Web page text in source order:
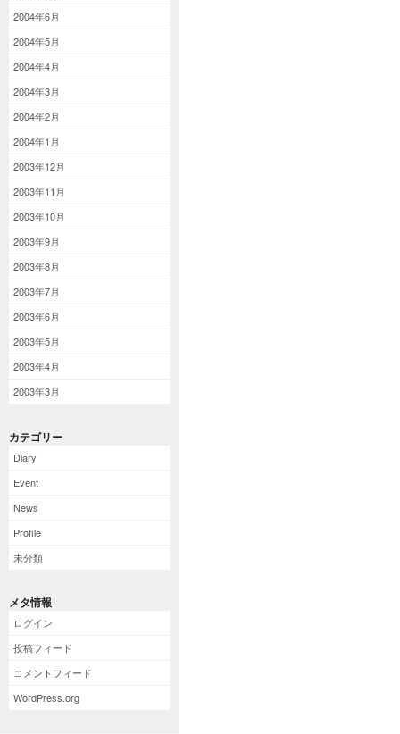
2004年6月
2004年5月
2004年4月
2004年3月
2004年2月
2004年1月
2003年12月
2003年11月
2003年10月
2003年9月
2003年8月
2003年7月
2003年6月
2003年5月
2003年4月
2003年3月
カテゴリー
Diary
Event
News
Profile
未分類
メタ情報
ログイン
投稿フィード
コメントフィード
WordPress.org